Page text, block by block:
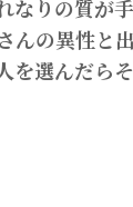
なりの質が
んの異性と
を選んだら